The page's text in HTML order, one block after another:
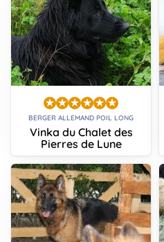
BERGER ALLEMAND POIL LONG
Vinka du Chalet des
Pierres de Lune